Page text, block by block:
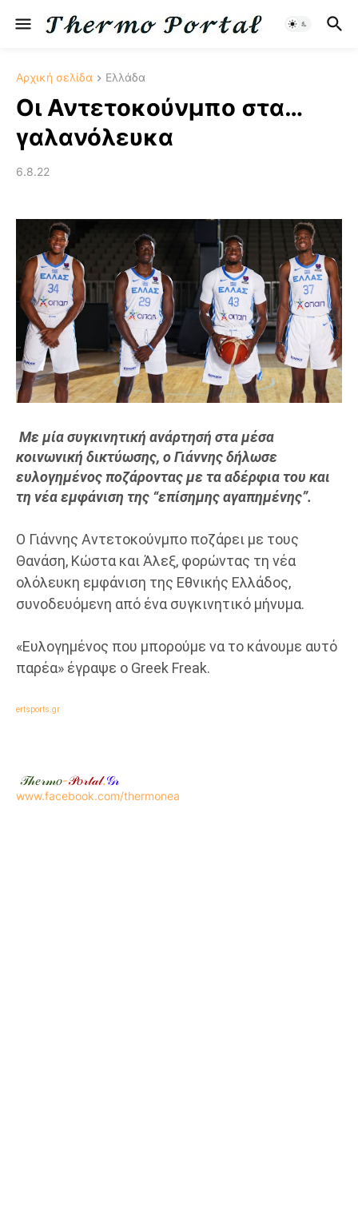
Αρχική σελίδα Ελλάδα
Οι Αντετοκούνμπο στα…
γαλανόλευκα
6.8.22
Με μία συγκινητική ανάρτησή στα μέσα
κοινωνική δικτύωσης, ο Γιάννης δήλωσε
ευλογημένος ποζάροντας με τα αδέρφια του και
τη νέα εμφάνιση της “επίσημης αγαπημένης”.
Ο Γιάννης Αντετοκούνμπο ποζάρει με τους
Θανάση, Κώστα και Άλεξ, φορώντας τη νέα
ολόλευκη εμφάνιση της Εθνικής Ελλάδος,
συνοδευόμενη από ένα συγκινητικό μήνυμα.
«Ευλογημένος που μπορούμε να το κάνουμε αυτό
παρέα» έγραψε ο Greek Freak.
ertsports.gr
𝒯𝒽𝑒𝓇𝓂𝑜-𝒫𝑜𝓇𝓉𝒶𝓁.𝒢𝓇
www.facebook.com/thermonea